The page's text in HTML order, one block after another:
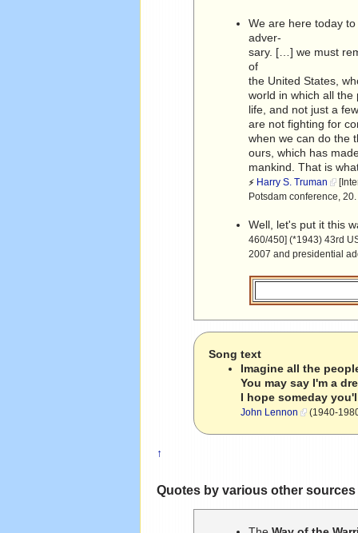
We are here today
adver-
sary. […] we must
of
the United States,
world in which all
life, and not just a
are not fighting for
when we can do the
ours, which has
mankind. That is
⚡ Harry S. Truman
Potsdam conference,
Well, let's put it this
460/450] (*1943) 43rd
2007 and presidential
Song text
Imagine all the
You may say I'm a
I hope someday
John Lennon (1940-
↑
Quotes by various other sources